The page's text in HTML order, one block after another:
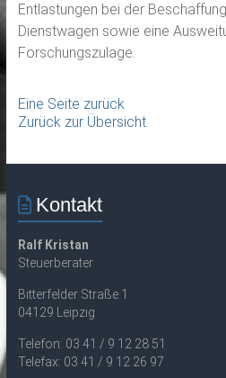
Entlastungen bei der
Dienstwagen sowie eine
Forschungszulage.
Eine Seite zurück
Zurück zur Übersicht
Kontakt
Ralf Kristan
Steuerberater
Bitterfelder Straße 1
04129 Leipzig
Telefon: 03 41 / 9 12 28 51
Telefax: 03 41 / 9 12 26 97